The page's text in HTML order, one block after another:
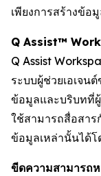
เพียงการสร้างข้อ
Q Assist™
Q Assist
ระบบผู้ช่วยเอเจน
ข้อมูลและบริบทที่ผู้
ใช้สามารถสื่อสา
ข้อมูลเหล่านั้นได้โ
ขีดความสามารถ